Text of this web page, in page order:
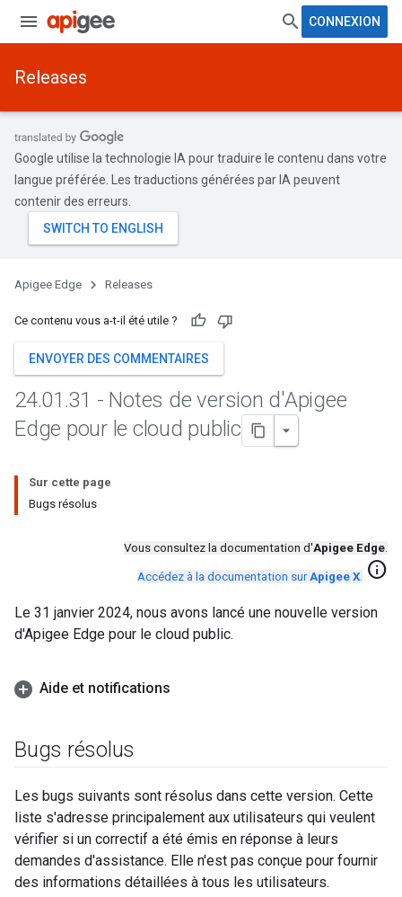
CONNEXION
Releases
Google utilise la technologie IA pour traduire le contenu dans votre
langue préférée. Les traductions générées par IA peuvent
contenir des erreurs.
Apigee Edge Releases
Ce contenu vous a-t-il été utile ?
ENVOYER DES COMMENTAIRES
24.01 .31 - Notes de version d'Apigee
Edge pour le cloud public
Sur cette page
Bugs résolus
Vous consultez la documentation d'Apigee Edge.
Accédez à la documentation surApigee X. info
Le 31 janvier 2024, nous avons lancé une nouvelle version
d'Apigee Edge pour le cloud public.
Aide et notifications
Bugs résolus
Les bugs suivants sont résolus dans cette version. Cette
liste s'adresse principalement aux utilisateurs qui veulent
vérifier si un correctif a été émis en réponse à leurs
demandes d'assistance. Elle n'est pas conçue pour fournir
des informations détaillées à tous les utilisateurs.